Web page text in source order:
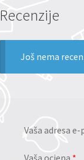
Recenzije
Još nema
Vaša adresa